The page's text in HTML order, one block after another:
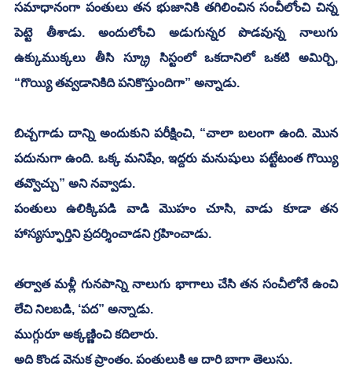
సమాధానంగా పంతులు తన భుజానికి తగిలించిన సంచీలోంచి చిన్న
పెట్టె తీశాడు. అందులోంచి అడుగున్నర పొడవున్న నాలుగు
ఉక్కుముక్కలు తీసి స్క్రూ సిస్టంలో ఒకదానిలో ఒకటి అమిర్చి,
“గొయ్యి తవ్వడానికిది పనికొస్తుందిగా” అన్నాడు.
బిచ్చగాడు దాన్ని అందుకుని పరీక్షించి, “చాలా బలంగా ఉంది. మొన
పదునుగా ఉంది. ఒక్క మనిషేం, ఇద్దరు మనుషులు పట్టేటంత గొయ్యి
తవ్వొచ్చు” అని నవ్వాడు.
పంతులు ఉలిక్కిపడి వాడి మొహం చూసి, వాడు కూడా తన
హాస్యస్ఫూర్తిని ప్రదర్శించాడని గ్రహించాడు.
తర్వాత మళ్లీ గునపాన్ని నాలుగు భాగాలు చేసి తన సంచీలోనే ఉంచి
లేచి నిలబడి, ‘పద” అన్నాడు.
ముగ్గురూ అక్కణ్ణించి కదిలారు.
అది కొండ వెనుక ప్రాంతం. పంతులుకి ఆ దారి బాగా తెలుసు.